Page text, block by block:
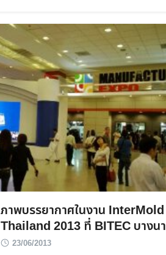
ภาพบรรยากาศในงาน InterMold
Thailand 2013 ที่ BITEC บางนา
23/06/2013